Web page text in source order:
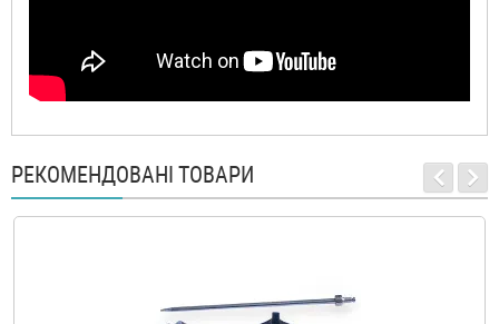
РЕКОМЕНДОВАНІ ТОВАРИ